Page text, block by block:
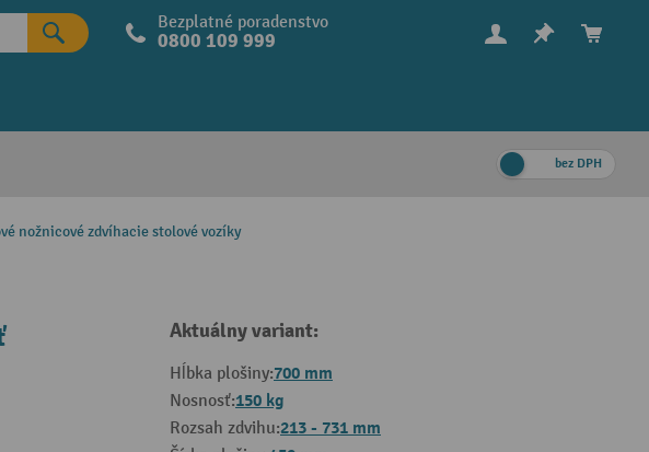
Bezplatné poradenstvo
0800 109 999
bez DPH
nožnicové zdvíhacie stolové vozíky
Aktuálny variant:
Hĺbka plošiny:700 mm
Nosnosť:150 kg
Rozsah zdvihu:213 - 731 mm